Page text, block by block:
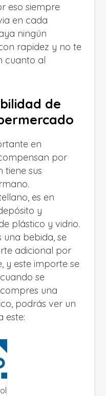
eso siempre
en cada
ningún
rapidez y no te
cuanto al
de
en
por
tiene sus
es en
y
plástico y vidrio.
una bebida, se
adicional por
y este importe se
se
una
podrás ver un
este: